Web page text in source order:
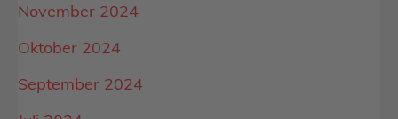
November 2024
Oktober 2024
September 2024